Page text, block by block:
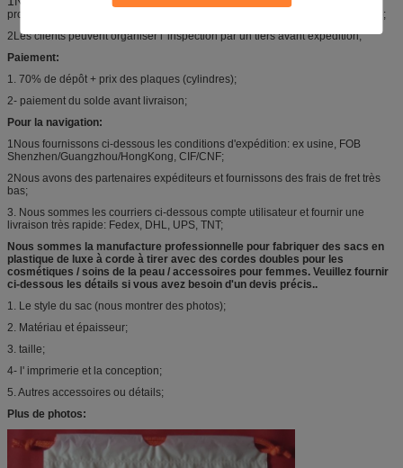
professionnels pour inspecter les sacs avant l'emballage et garantir la qualité;
2Les clients peuvent organiser l' inspection par un tiers avant expédition;
Paiement:
1. 70% de dépôt + prix des plaques (cylindres);
2- paiement du solde avant livraison;
Pour la navigation:
1Nous fournissons ci-dessous les conditions d'expédition: ex usine, FOB
Shenzhen/Guangzhou/HongKong, CIF/CNF;
2Nous avons des partenaires expéditeurs et fournissons des frais de fret très
bas;
3. Nous sommes les courriers ci-dessous compte utilisateur et fournir une
livraison très rapide: Fedex, DHL, UPS, TNT;
Nous sommes la manufacture professionnelle pour fabriquer des sacs en
plastique de luxe à corde à tirer avec des cordes doubles pour les
cosmétiques / soins de la peau / accessoires pour femmes. Veuillez fournir
ci-dessous les détails si vous avez besoin d'un devis précis..
1. Le style du sac (nous montrer des photos);
2. Matériau et épaisseur;
3. taille;
4- l' imprimerie et la conception;
5. Autres accessoires ou détails;
Plus de photos: